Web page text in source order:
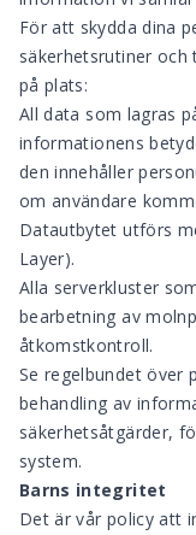
För att skydda dina
säkerhetsrutiner och
på plats:
All data som lagras
informationens
den innehåller
om användare
Datautbytet utförs
Layer).
Alla serverkluster
bearbetning av
åtkomstkontroll.
Se regelbundet över
behandling av
säkerhetsåtgärder,
system.
Barns integritet
Det är vår policy att